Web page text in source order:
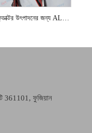
361101, ফুজিয়ান